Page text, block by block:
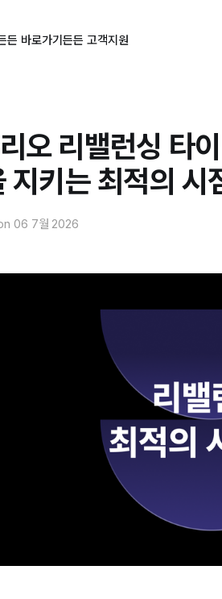
든 바로가기든든 고객지원
오 리밸런싱 타
지키는 최적의 시
06 7월 2026